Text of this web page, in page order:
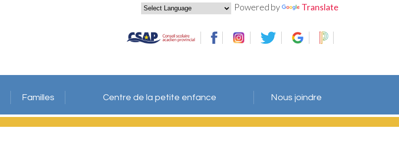
Powered by Translate
Familles Centre de la petite enfance Nous joindre